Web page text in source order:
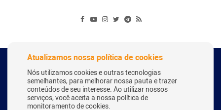
Copyright Webitcoin 2018 - Todos os Direitos Reservados
Desenvolvido por: Herick Correa
Atualizamos nossa política de cookies
Nós utilizamos cookies e outras tecnologias
semelhantes, para melhorar nossa pauta e trazer
conteúdos de seu interesse. Ao utilizar nossos
serviços, você aceita a nossa política de
monitoramento de cookies.